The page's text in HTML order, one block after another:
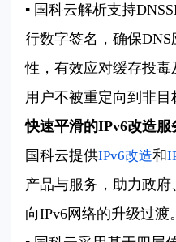
▪ 国科云解析支持
行数字签名，确保
性，有效应对缓存投
用户不被重定向到非目
快速平滑的IPv6改造服
国科云提供IPv6改造和
产品与服务，助力政
向IPv6网络的升级过渡。